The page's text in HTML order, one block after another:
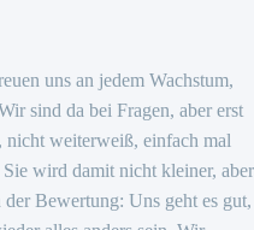
uns an jedem Wachstum,
sind da bei Fragen, aber erst
nicht weiterweiß, einfach mal
wird damit nicht kleiner, aber
Bewertung: Uns geht es gut,